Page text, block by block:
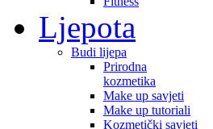
Ljepota
Budi lijepa
Prirodna
kozmetika
Make up savjeti
Make up tutoriali
Kozmetički savjeti